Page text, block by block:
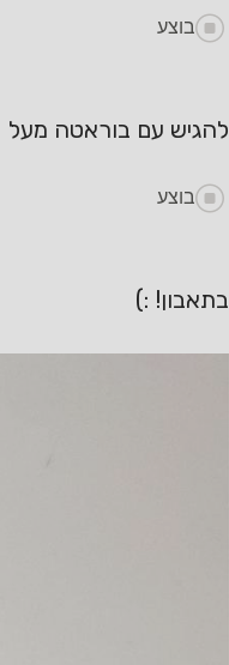
בוצע
להגיש עם בוראטה מעל
בוצע
בתאבון! :)